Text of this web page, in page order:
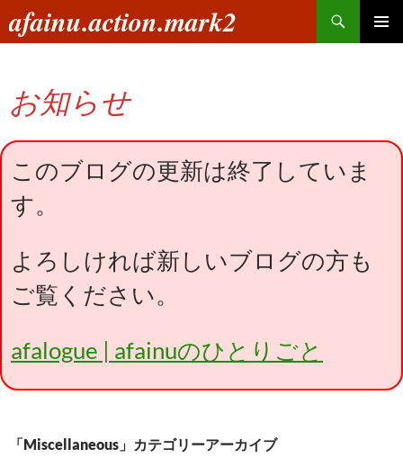
ン
へ
ス
キ
プ
afainu.action.mark2
索
お知らせ
このブログの更新は終了していま
す。
よろしければ新しいブログの方も
ご覧ください。
afalogue | afainuのひとりごと
「Miscellaneous」カテゴリーアーカイブ